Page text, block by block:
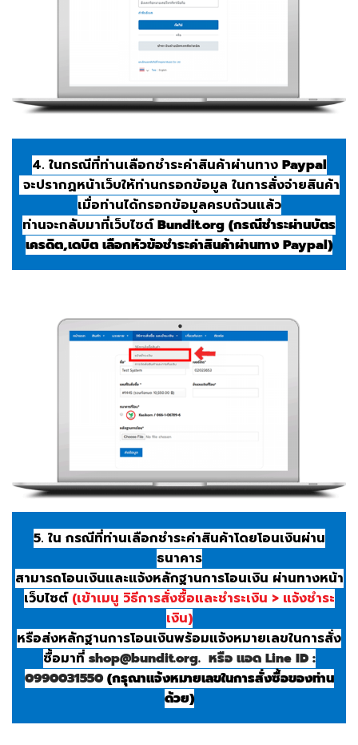
4. ในกรณีที่ท่านเลือกชำระค่าสินค้าผ่านทางPaypal
จะปรากฏหน้าเว็บให้ท่านกรอกข้อมูล ในการสั่งจ่ายสินค้า
เมื่อท่านได้กรอกข้อมูลครบถ้วนแล้ว
ท่านจะกลับมาที่เว็บไซต์Bundit.org (กรณีชำระผ่านบัตร
เครดิต,เดบิต เลือกหัวข้อชำระค่าสินค้าผ่านทาง Paypal)
5. ใน กรณีที่ท่านเลือกชำระค่าสินค้าโดยโอนเงินผ่าน
ธนาคาร
สามารถโอนเงินและแจ้งหลักฐานการโอนเงิน ผ่านทางหน้า
เว็บไซต์ (เข้าเมนู วิธีการสั่งซื้อและชำระเงิน > แจ้งชำระ
เงิน)
หรือส่งหลักฐานการโอนเงินพร้อมแจ้งหมายเลขในการสั่ง
ซื้อมาที่ shop@bundit.org. หรือ แอด Line ID :
0990031550(กรุณาแจ้งหมายเลขในการสั่งซื้อของท่าน
ด้วย)